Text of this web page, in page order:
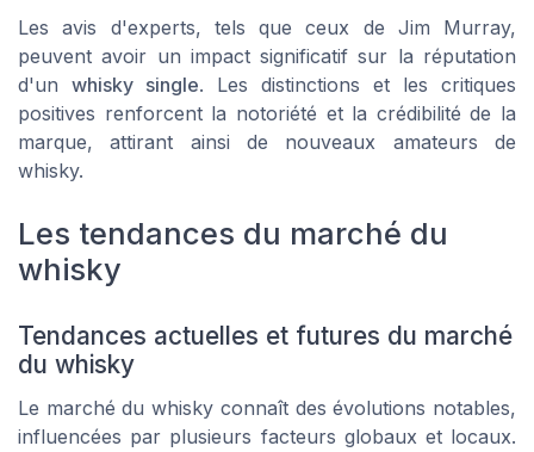
Les avis d'experts, tels que ceux de Jim Murray,
peuvent avoir un impact significatif sur la réputation
d'un whisky single. Les distinctions et les critiques
positives renforcent la notoriété et la crédibilité de la
marque, attirant ainsi de nouveaux amateurs de
whisky.
Les tendances du marché du
whisky
Tendances actuelles et futures du marché
du whisky
Le marché du whisky connaît des évolutions notables,
influencées par plusieurs facteurs globaux et locaux.